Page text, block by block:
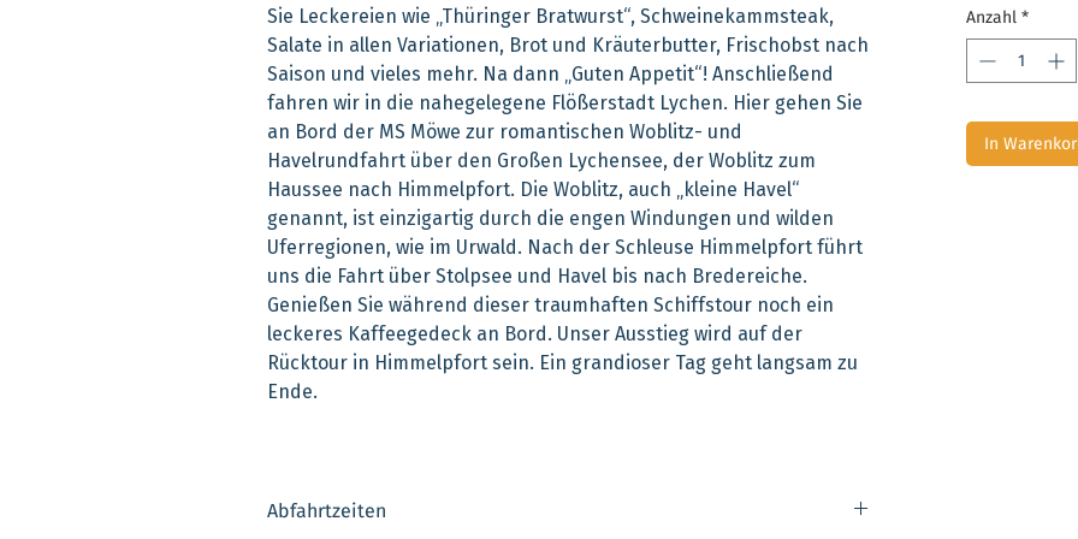
Sie Leckereien wie „Thüringer Bratwurst“, Schweinekammsteak,
Salate in allen Variationen, Brot und Kräuterbutter, Frischobst nach
Saison und vieles mehr. Na dann „Guten Appetit“! Anschließend
fahren wir in die nahegelegene Flößerstadt Lychen. Hier gehen Sie
an Bord der MS Möwe zur romantischen Woblitz- und
Havelrundfahrt über den Großen Lychensee, der Woblitz zum
Haussee nach Himmelpfort. Die Woblitz, auch „kleine Havel“
genannt, ist einzigartig durch die engen Windungen und wilden
Uferregionen, wie im Urwald. Nach der Schleuse Himmelpfort führt
uns die Fahrt über Stolpsee und Havel bis nach Bredereiche.
Genießen Sie während dieser traumhaften Schiffstour noch ein
leckeres Kaffeegedeck an Bord. Unser Ausstieg wird auf der
Rücktour in Himmelpfort sein. Ein grandioser Tag geht langsam zu
Ende.
Abfahrtzeiten
Anzahl *
In